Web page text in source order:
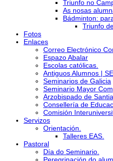
Triunfo no
As nosas
Bádminton:
Triunfo
Fotos
Enlaces
Correo Electrónico
Espazo Abalar
Escolas católicas.
Antiguos Alumnos |
Seminarios de Galicia
Seminario Mayor
Arzobispado de
Consellería de
Comisión
Servizos
Orientación.
Talleres EAS.
Pastoral
Día do Seminario.